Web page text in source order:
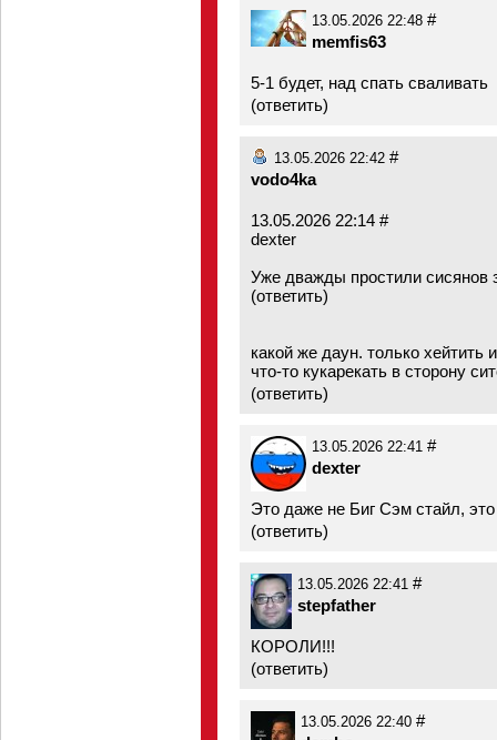
13.05.2026 22:48 #
memfis63
5-1 будет, над спать сваливать
(ответить)
13.05.2026 22:42 #
vodo4ka
13.05.2026 22:14 #
dexter
Уже дважды простили сисянов
(ответить)
какой же даун. только хейтить
что-то кукарекать в сторону
(ответить)
13.05.2026 22:41 #
dexter
Это даже не Биг Сэм стайл, это
(ответить)
13.05.2026 22:41 #
stepfather
КОРОЛИ!!!
(ответить)
13.05.2026 22:40 #